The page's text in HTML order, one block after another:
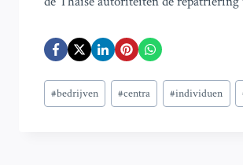
Bericht
tags:
#bedrijven #centra #individuen